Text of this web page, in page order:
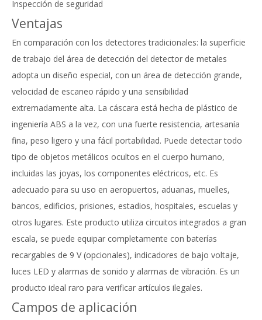
Inspección de seguridad
Ventajas
En comparación con los detectores tradicionales: la superficie
de trabajo del área de detección del detector de metales
adopta un diseño especial, con un área de detección grande,
velocidad de escaneo rápido y una sensibilidad
extremadamente alta. La cáscara está hecha de plástico de
ingeniería ABS a la vez, con una fuerte resistencia, artesanía
fina, peso ligero y una fácil portabilidad. Puede detectar todo
tipo de objetos metálicos ocultos en el cuerpo humano,
incluidas las joyas, los componentes eléctricos, etc. Es
adecuado para su uso en aeropuertos, aduanas, muelles,
bancos, edificios, prisiones, estadios, hospitales, escuelas y
otros lugares. Este producto utiliza circuitos integrados a gran
escala, se puede equipar completamente con baterías
recargables de 9 V (opcionales), indicadores de bajo voltaje,
luces LED y alarmas de sonido y alarmas de vibración. Es un
producto ideal raro para verificar artículos ilegales.
Campos de aplicación